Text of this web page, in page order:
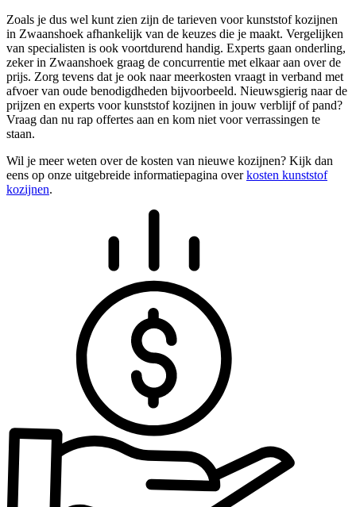
Zoals je dus wel kunt zien zijn de tarieven voor kunststof kozijnen
in Zwaanshoek afhankelijk van de keuzes die je maakt. Vergelijken
van specialisten is ook voortdurend handig. Experts gaan onderling,
zeker in Zwaanshoek graag de concurrentie met elkaar aan over de
prijs. Zorg tevens dat je ook naar meerkosten vraagt in verband met
afvoer van oude benodigdheden bijvoorbeeld. Nieuwsgierig naar de
prijzen en experts voor kunststof kozijnen in jouw verblijf of pand?
Vraag dan nu rap offertes aan en kom niet voor verrassingen te
staan.
Wil je meer weten over de kosten van nieuwe kozijnen? Kijk dan
eens op onze uitgebreide informatiepagina overkosten kunststof
kozijnen.